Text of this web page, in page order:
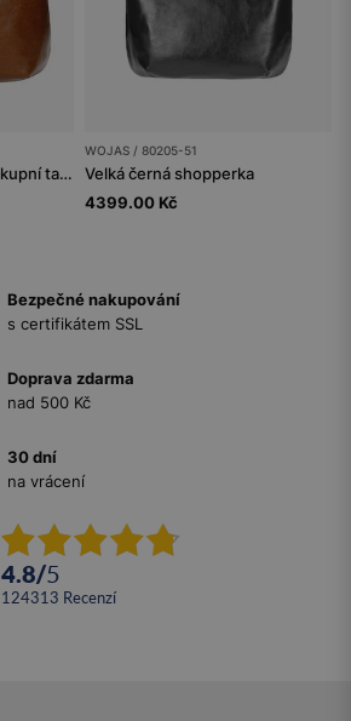
Velká hnědá dámská nákupní taška
WOJAS / 80205-51
Velká černá shopperka
4399.00 Kč
Bezpečné nakupování
s certifikátem SSL
Doprava zdarma
nad 500 Kč
30 dní
na vrácení
4.8/5
124313 recenzí